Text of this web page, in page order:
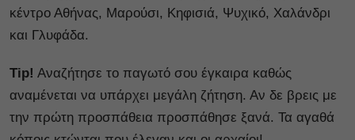
κέντρο Αθήνας, Μαρούσι, Κηφισιά, Ψυχικό, Χαλάνδρι
και Γλυφάδα.
Tip! Aναζήτησε το παγωτό σου έγκαιρα καθώς
αναμένεται να υπάρχει μεγάλη ζήτηση. Αν δε βρεις με
την πρώτη προσπάθεια προσπάθησε ξανά. Τα αγαθά